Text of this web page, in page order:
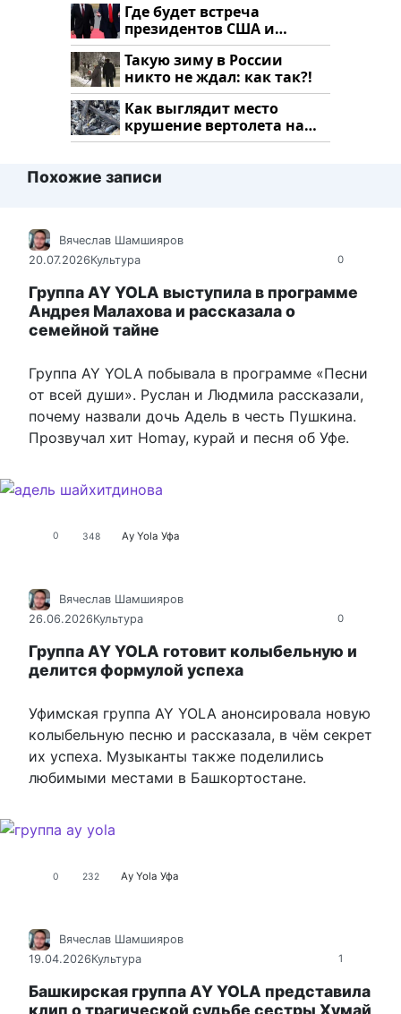
Где будет встреча
президентов США и
России: Европа?
Такую зиму в России
никто не ждал: как так?!
Как выглядит место
крушение вертолета на
Кавказе: смотреть
Похожие записи
0
Вячеслав Шамшияров
20.07.2026Культура
Группа AY YOLA выступила в программе
Андрея Малахова и рассказала о
семейной тайне
Группа AY YOLA побывала в программе «Песни
от всей души». Руслан и Людмила рассказали,
почему назвали дочь Адель в честь Пушкина.
Прозвучал хит Homay, курай и песня об Уфе.
0 348 Аy Yola Уфа
0
Вячеслав Шамшияров
26.06.2026Культура
Группа AY YOLA готовит колыбельную и
делится формулой успеха
Уфимская группа AY YOLA анонсировала новую
колыбельную песню и рассказала, в чём секрет
их успеха. Музыканты также поделились
любимыми местами в Башкортостане.
0 232 Аy Yola Уфа
1
Вячеслав Шамшияров
19.04.2026Культура
Башкирская группа AY YOLA представила
клип о трагической судьбе сестры Хумай